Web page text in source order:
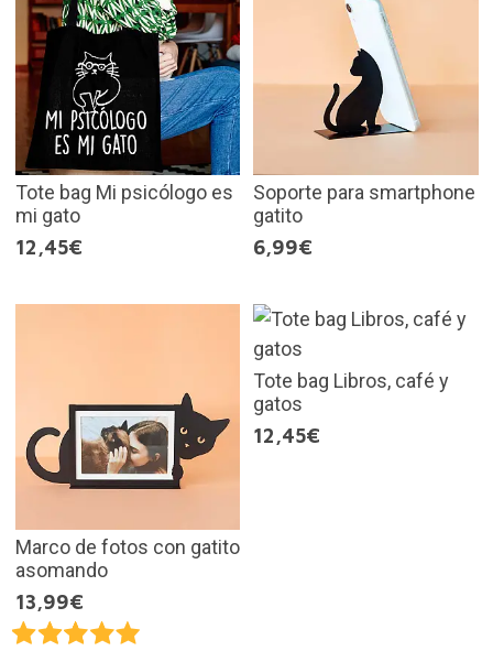
Tote bag Mi psicólogo es
mi gato
12,45€
Soporte para smartphone
gatito
6,99€
Marco de fotos con gatito
asomando
13,99€
Tote bag Libros, café y
gatos
12,45€